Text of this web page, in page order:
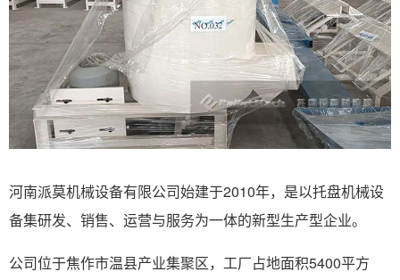
河南派莫机械设备有限公司始建于2010年，是以托盘机械设
备集研发、销售、运营与服务为一体的新型生产型企业。
公司位于焦作市温县产业集聚区，工厂占地面积5400平方